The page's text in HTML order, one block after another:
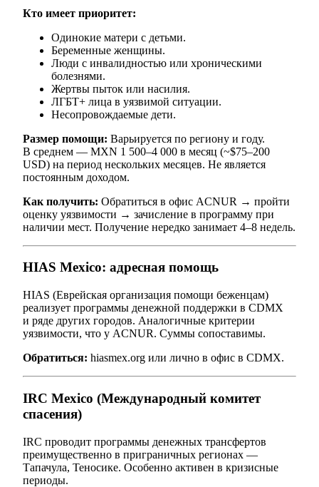
Кто имеет приоритет:
Одинокие матери с детьми.
Беременные женщины.
Люди с инвалидностью или хроническими
болезнями.
Жертвы пыток или насилия.
ЛГБТ+ лица в уязвимой ситуации.
Несопровождаемые дети.
Размер помощи: Варьируется по региону и году.
В среднем — MXN 1 500–4 000 в месяц (~$75–200
USD) на период нескольких месяцев. Не является
постоянным доходом.
Как получить: Обратиться в офис ACNUR → пройти
оценку уязвимости → зачисление в программу при
наличии мест. Получение нередко занимает 4–8 недель.
HIAS Mexico: адресная помощь
HIAS (Еврейская организация помощи беженцам)
реализует программы денежной поддержки в CDMX
и ряде других городов. Аналогичные критерии
уязвимости, что у ACNUR. Суммы сопоставимы.
Обратиться: hiasmex.org или лично в офис в CDMX.
IRC Mexico (Международный комитет
спасения)
IRC проводит программы денежных трансфертов
преимущественно в приграничных регионах —
Тапачула, Теносике. Особенно активен в кризисные
периоды.